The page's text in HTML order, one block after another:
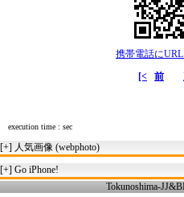
携帯電話に
[<
前
execution time : sec
[+] 人気画像 (webphoto)
[+] Go iPhone!
Tokunoshima-